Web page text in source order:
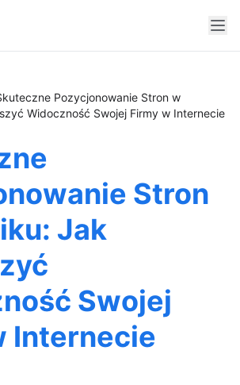
Pozycjonowanie Stron w
Widoczność Swojej Firmy w Internecie
Stron
Jak
Swojej
Internecie